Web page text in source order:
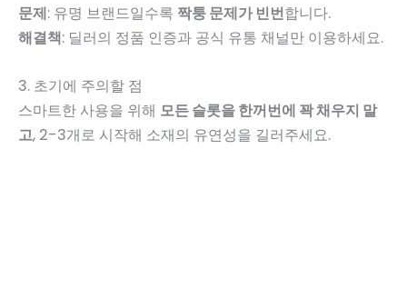
문제: 유명 브랜드일수록 짝퉁 문제가 빈번합니다.
해결책: 딜러의 정품 인증과 공식 유통 채널만 이용하세요.
3. 초기에 주의할 점
스마트한 사용을 위해 모든 슬롯을 한꺼번에 꽉 채우지 말
고, 2-3개로 시작해 소재의 유연성을 길러주세요.